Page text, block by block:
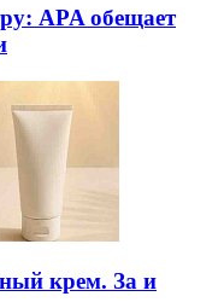
APA обещает
крем. За и